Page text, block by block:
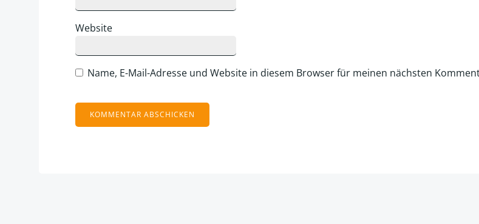
Website
Name, E-Mail-Adresse und Website in diesem Browser für meinen nächsten